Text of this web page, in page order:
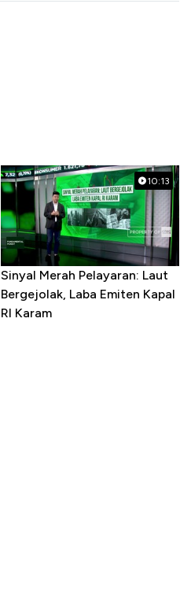
10:13
Sinyal Merah Pelayaran: Laut
Bergejolak, Laba Emiten Kapal
RI Karam